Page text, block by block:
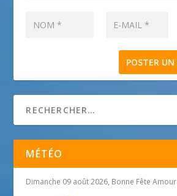
MÉTÉO
Dimanche 09 août 2026, Bonne Fête Amour